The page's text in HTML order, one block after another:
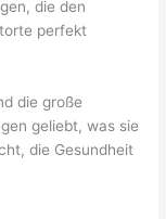
die den
perfekt
die große
geliebt, was sie
die Gesundheit